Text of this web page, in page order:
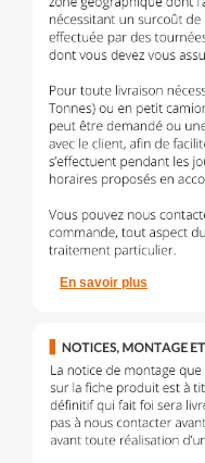
En savoir plus